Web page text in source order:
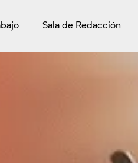
Sala de Redacción